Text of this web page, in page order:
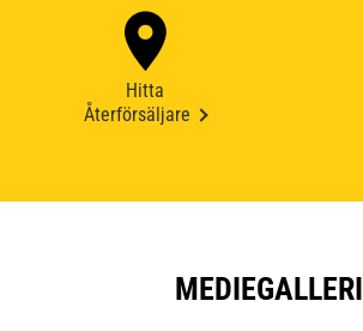
Hitta
Återförsäljare
MEDIEGALLERI